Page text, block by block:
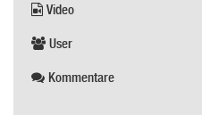
Video
User
Kommentare